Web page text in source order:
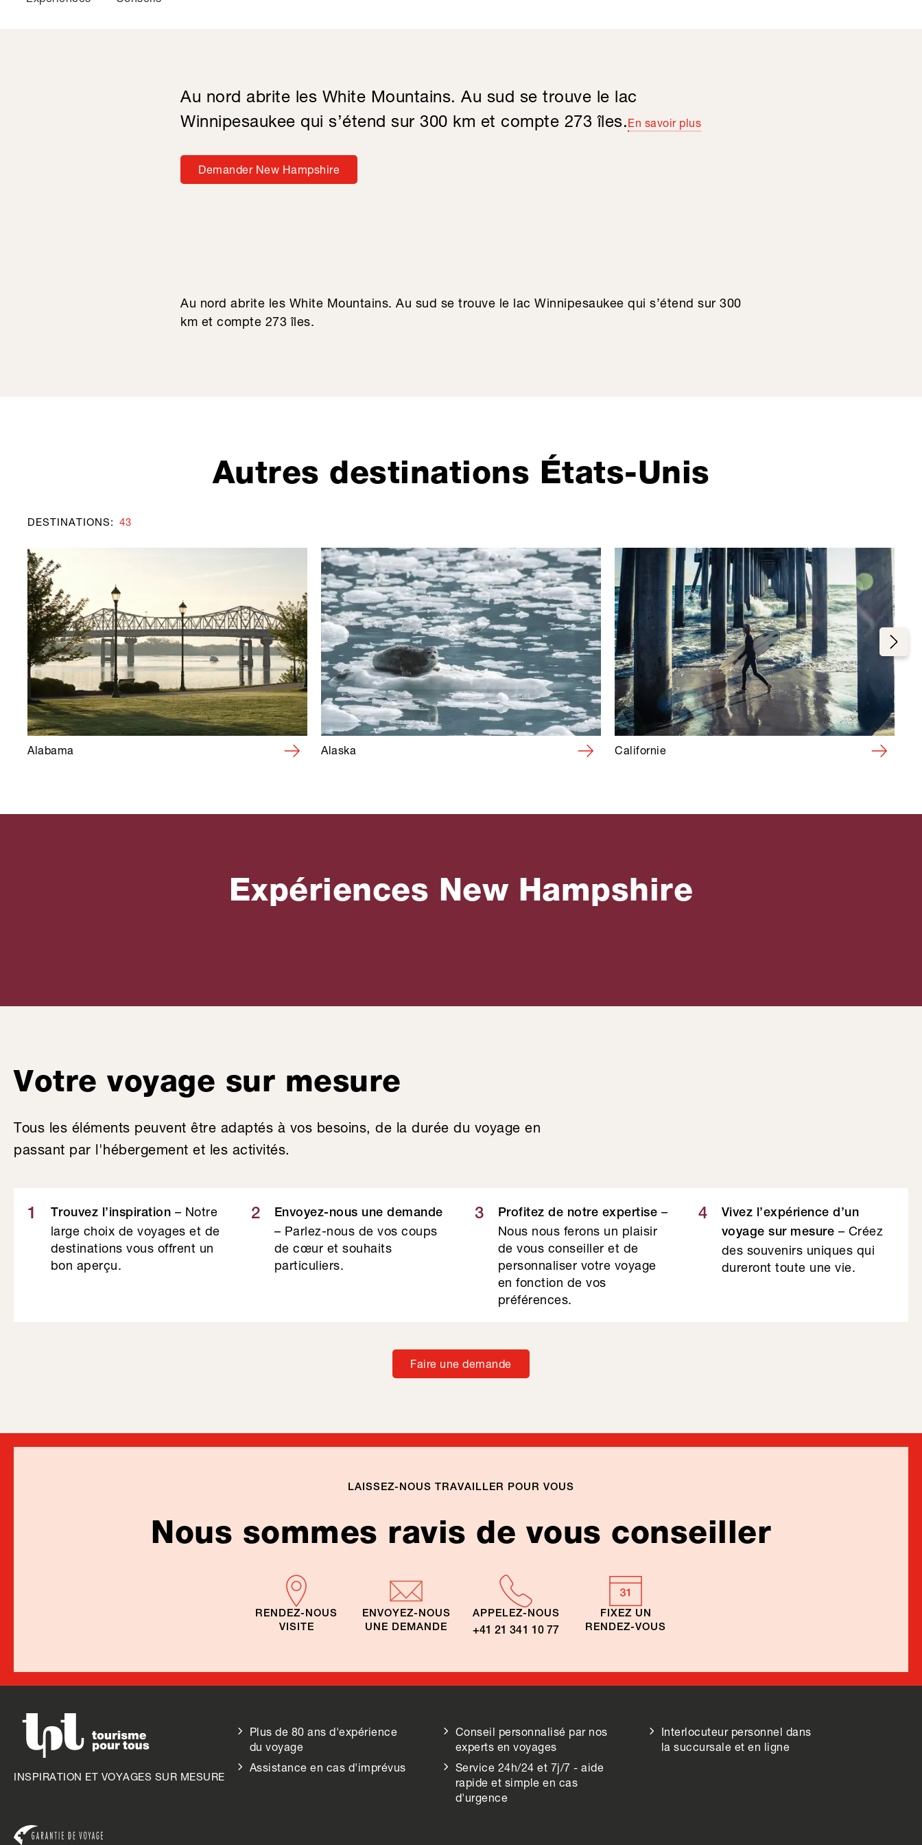
Au nord abrite les White Mountains. Au sud se trouve le lac
Winnipesaukee qui s’étend sur 300 km et compte 273 îles.En savoir plus
Demander New Hampshire
Au nord abrite les White Mountains. Au sud se trouve le lac Winnipesaukee qui s’étend sur 300
km et compte 273 îles.
Autres destinations États-Unis
DESTINATIONS: 43
Alabama Alaska Californie
Expériences New Hampshire
Votre voyage sur mesure
Tous les éléments peuvent être adaptés à vos besoins, de la durée du voyage en
passant par l'hébergement et les activités.
1 Trouvez l’inspiration – Notre
large choix de voyages et de
destinations vous offrent un
bon aperçu.
2 Envoyez-nous une demande
– Parlez-nous de vos coups
de cœur et souhaits
particuliers.
3 Profitez de notre expertise –
Nous nous ferons un plaisir
de vous conseiller et de
personnaliser votre voyage
en fonction de vos
préférences.
4
Vivez l’expérience d’un
voyage sur mesure – Créez
des souvenirs uniques qui
dureront toute une vie.
Faire une demande
LAISSEZ-NOUS TRAVAILLER POUR VOUS
Nous sommes ravis de vous conseiller
RENDEZ-NOUS
VISITE
ENVOYEZ-NOUS
UNE DEMANDE
APPELEZ-NOUS
+41 21 341 10 77
FIXEZ UN
RENDEZ-VOUS
INSPIRATION ET VOYAGES SUR MESURE
Plus de 80 ans d'expérience
du voyage
Conseil personnalisé par nos
experts en voyages
Interlocuteur personnel dans
la succursale et en ligne
Assistance en cas d'imprévus
Service 24h/24 et 7j/7 - aide
rapide et simple en cas
d'urgence